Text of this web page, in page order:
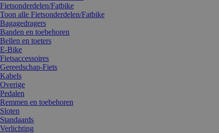
Fietsonderdelen/Fatbike
Toon alle Fietsonderdelen/Fatbike
Bagagedragers
Banden en toebehoren
Bellen en toeters
E-Bike
Fietsaccessoires
Gereedschap-Fiets
Kabels
Overige
Pedalen
Remmen en toebehoren
Sloten
Standaards
Verlichting